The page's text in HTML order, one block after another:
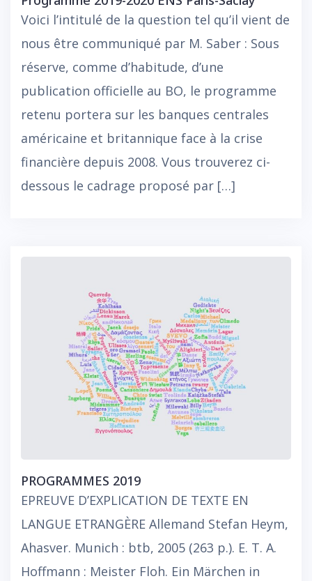
Voici l’intitulé de la question tel qu’il vient de
nous être communiqué par M. Saber : Sous
réserve, comme d’habitude, d’une
publication officielle au BO, le programme
retenu portera sur les banques centrales
américaine et britannique face à la crise
financière depuis 2008. Vous trouverez ci-
dessous le cadrage proposé par […]
PROGRAMMES 2019
EPREUVE D’EXPLICATION DE TEXTE EN
LANGUE ETRANGÈRE Allemand Stefan Heym,
Ahasver. Munich : btb, 2005 (263 p.). E. T. A.
Hoffmann : Meister Floh. Ein Märchen in